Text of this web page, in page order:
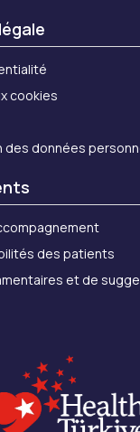
cookies
des données
des patients
et de